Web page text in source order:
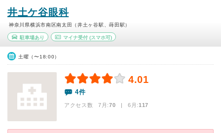
井土ケ谷眼科
神奈川県横浜市南区南太田（井土ヶ谷駅、蒔田駅）
駐車場あり マイナ受付(スマホ可)
土曜（〜18:00）
4.01
4件
アクセス数 7月:70 | 6月:117